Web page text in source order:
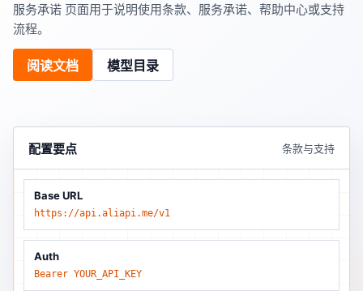
服务承诺 页面用于说明使用条款、服务承诺、帮助中心或支持
流程。
阅读文档 模型目录
配置要点 条款与支持
Base URL
https://api.aliapi.me/v1
Auth
Bearer YOUR_API_KEY